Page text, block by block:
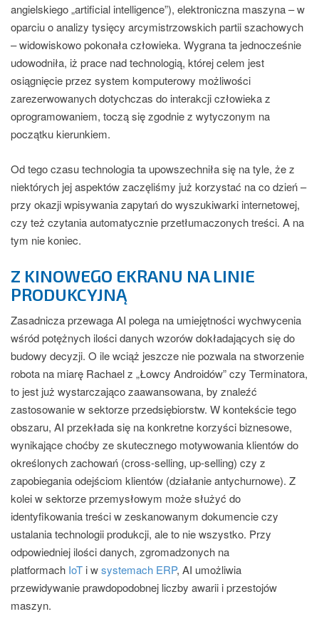
angielskiego „artificial intelligence”), elektroniczna maszyna – w
oparciu o analizy tysięcy arcymistrzowskich partii szachowych
– widowiskowo pokonała człowieka. Wygrana ta jednocześnie
udowodniła, iż prace nad technologią, której celem jest
osiągnięcie przez system komputerowy możliwości
zarezerwowanych dotychczas do interakcji człowieka z
oprogramowaniem, toczą się zgodnie z wytyczonym na
początku kierunkiem.
Od tego czasu technologia ta upowszechniła się na tyle, że z
niektórych jej aspektów zaczęliśmy już korzystać na co dzień –
przy okazji wpisywania zapytań do wyszukiwarki internetowej,
czy też czytania automatycznie przetłumaczonych treści. A na
tym nie koniec.
Z KINOWEGO EKRANU NA LINIE
PRODUKCYJNĄ
Zasadnicza przewaga AI polega na umiejętności wychwycenia
wśród potężnych ilości danych wzorów dokładających się do
budowy decyzji. O ile wciąż jeszcze nie pozwala na stworzenie
robota na miarę Rachael z „Łowcy Androidów” czy Terminatora,
to jest już wystarczająco zaawansowana, by znaleźć
zastosowanie w sektorze przedsiębiorstw. W kontekście tego
obszaru, AI przekłada się na konkretne korzyści biznesowe,
wynikające choćby ze skutecznego motywowania klientów do
określonych zachowań (cross-selling, up-selling) czy z
zapobiegania odejściom klientów (działanie antychurnowe). Z
kolei w sektorze przemysłowym może służyć do
identyfikowania treści w zeskanowanym dokumencie czy
ustalania technologii produkcji, ale to nie wszystko. Przy
odpowiedniej ilości danych, zgromadzonych na
platformach IoT i wsystemach ERP, AI umożliwia
przewidywanie prawdopodobnej liczby awarii i przestojów
maszyn.